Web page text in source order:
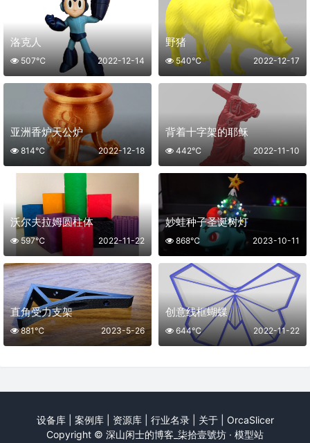
洛克人
2022-12-14
507℃
野猪
2022-12-17
540℃
亚洲香炉天公炉
2022-12-18
814℃
背着十字架的耶稣
2022-11-10
442℃
沃尔夫拉姆圆柱体
2022-11-22
597℃
妙蛙种子圣诞树灯
2023-10-11
868℃
直角受力支架
2023-5-26
881℃
创意线框蝴蝶
2022-11-22
644℃
设备库| 案例库| 资源库| 行业名录| 关于| OrcaSlicer
Copyright © 深山闲士的博客_柒拾壹號坊 · 模型站